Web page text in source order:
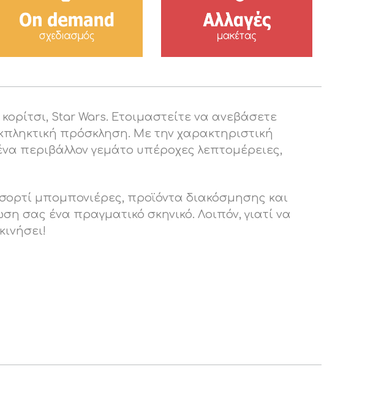
Star Wars. Ετοιμαστείτε να ανεβάσετε
πρόσκληση. Με την χαρακτηριστική
περιβάλλον γεμάτο υπέροχες λεπτομέρειες,
μπομπονιέρες, προϊόντα διακόσμησης και
σας ένα πραγματικό σκηνικό. Λοιπόν, γιατί να